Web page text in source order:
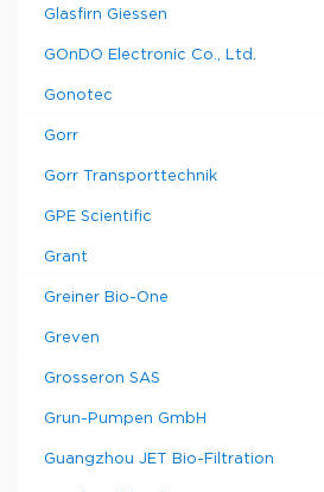
Glasfirn Giessen
GOnDO Electronic Co., Ltd.
Gonotec
Gorr
Gorr Transporttechnik
GPE Scientific
Grant
Greiner Bio-One
Greven
Grosseron SAS
Grun-Pumpen GmbH
Guangzhou JET Bio-Filtration